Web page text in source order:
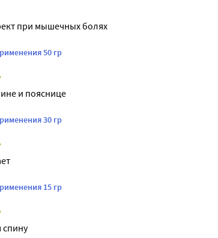
при мышечных болях
50 гр
и пояснице
30 гр
15 гр